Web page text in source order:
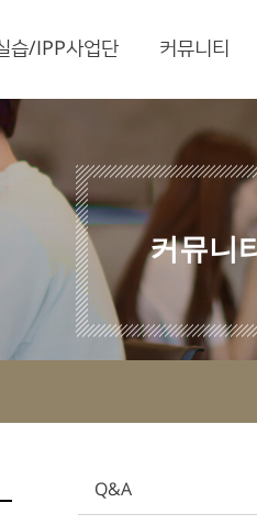
습/IPP사업단 커뮤니티
커뮤니
Q&A